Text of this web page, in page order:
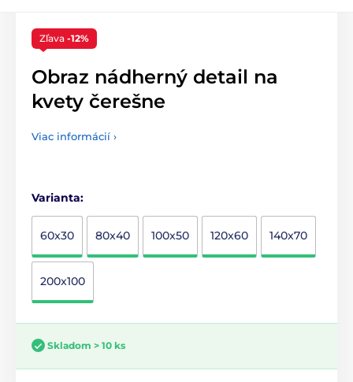
Zľava -12%
Obraz nádherný detail na
kvety čerešne
Viac informácií ›
Varianta:
60x30 80x40 100x50 120x60 140x70
200x100
Skladom > 10 ks